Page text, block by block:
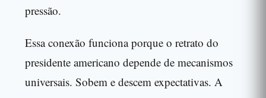
pressão.
Essa conexão funciona porque o retrato do
presidente americano depende de mecanismos
universais. Sobem e descem expectativas. A